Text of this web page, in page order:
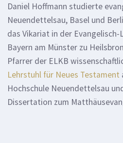
Daniel Hoffmann studierte
Neuendettelsau, Basel und
das Vikariat in der
Bayern am Münster zu
Pfarrer der ELKB
Lehrstuhl für Neues Testament
Hochschule Neuendettelsau
Dissertation zum